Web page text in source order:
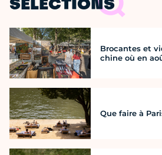
SÉLECTIONS
Brocantes et
chine où en
Que faire à